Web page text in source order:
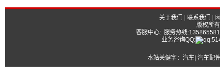
关于我们 联系我们
版权所
客服中心: 服务热线
业务咨询QQ:
本站关健字： 汽车| 汽车配